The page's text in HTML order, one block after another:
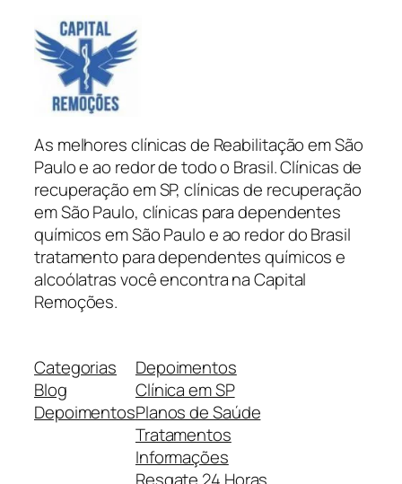
As melhores clínicas de Reabilitação em São
Paulo e ao redor de todo o Brasil. Clínicas de
recuperação em SP, clínicas de recuperação
em São Paulo, clínicas para dependentes
químicos em São Paulo e ao redor do Brasil
tratamento para dependentes químicos e
alcoólatras você encontra na Capital
Remoções.
Categorias
Blog
Depoimentos
Depoimentos
Clínica em SP
Planos de Saúde
Tratamentos
Informações